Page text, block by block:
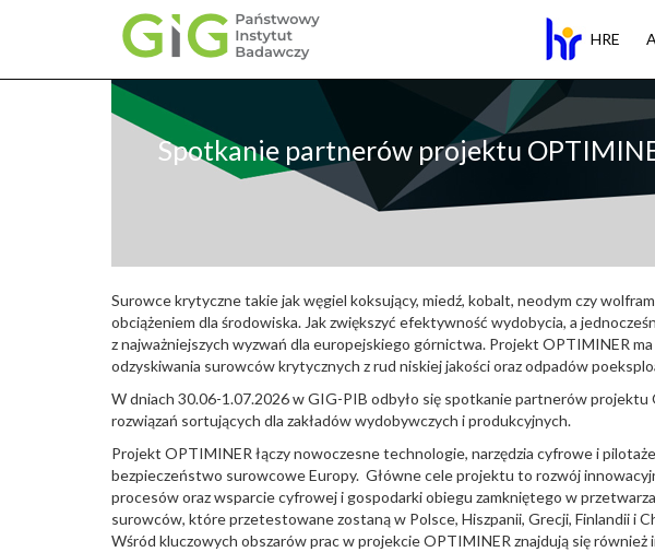
Przejdź
HRE
Spotkanie partnerów projektu
Surowce krytyczne takie jak węgiel koksujący, miedź, kobalt, neodym czy
obciążeniem dla środowiska. Jak zwiększyć efektywność wydobycia, a
z najważniejszych wyzwań dla europejskiego górnictwa. Projekt OPTIMINER
odzyskiwania surowców krytycznych z rud niskiej jakości oraz odpadów
W dniach 30.06-1.07.2026 w GIG-PIB odbyło się spotkanie partnerów
rozwiązań sortujących dla zakładów wydobywczych i produkcyjnych.
Projekt OPTIMINER łączy nowoczesne technologie, narzędzia cyfrowe i
bezpieczeństwo surowcowe Europy. Główne cele projektu to rozwój
procesów oraz wsparcie cyfrowej i gospodarki obiegu zamkniętego w
surowców, które przetestowane zostaną w Polsce, Hiszpanii, Grecji, Finlandii i
Wśród kluczowych obszarów prac w projekcie OPTIMINER znajdują się